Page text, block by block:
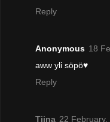
Reply
Anonymous 18
aww yli söpö♥
Reply
Tiina 22